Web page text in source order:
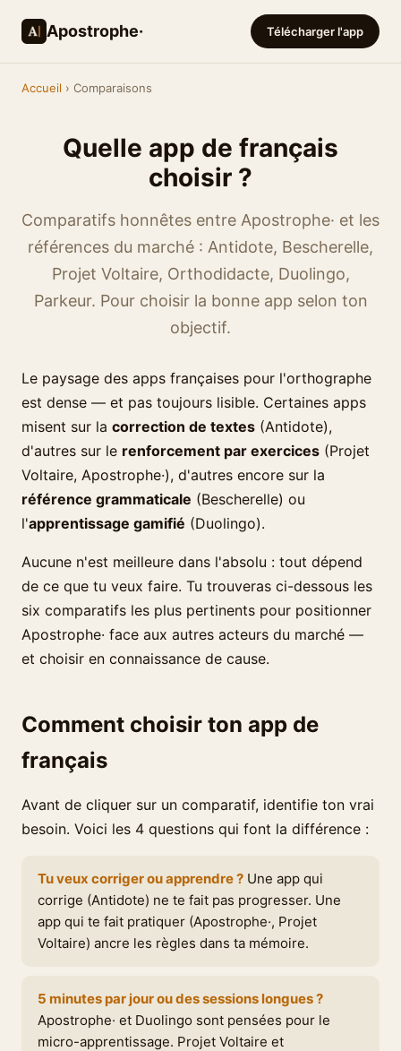
Apostrophe· Télécharger l'app
Accueil › Comparaisons
Quelle app de français
choisir ?
Comparatifs honnêtes entre Apostrophe· et les
références du marché : Antidote, Bescherelle,
Projet Voltaire, Orthodidacte, Duolingo,
Parkeur. Pour choisir la bonne app selon ton
objectif.
Le paysage des apps françaises pour l'orthographe
est dense — et pas toujours lisible. Certaines apps
misent sur la correction de textes (Antidote),
d'autres sur le renforcement par exercices (Projet
Voltaire, Apostrophe·), d'autres encore sur la
référence grammaticale (Bescherelle) ou
l'apprentissage gamifié (Duolingo).
Aucune n'est meilleure dans l'absolu : tout dépend
de ce que tu veux faire. Tu trouveras ci-dessous les
six comparatifs les plus pertinents pour positionner
Apostrophe· face aux autres acteurs du marché —
et choisir en connaissance de cause.
Comment choisir ton app de
français
Avant de cliquer sur un comparatif, identifie ton vrai
besoin. Voici les 4 questions qui font la différence :
Tu veux corriger ou apprendre ? Une app qui
corrige (Antidote) ne te fait pas progresser. Une
app qui te fait pratiquer (Apostrophe·, Projet
Voltaire) ancre les règles dans ta mémoire.
5 minutes par jour ou des sessions longues ?
Apostrophe· et Duolingo sont pensées pour le
micro-apprentissage. Projet Voltaire et